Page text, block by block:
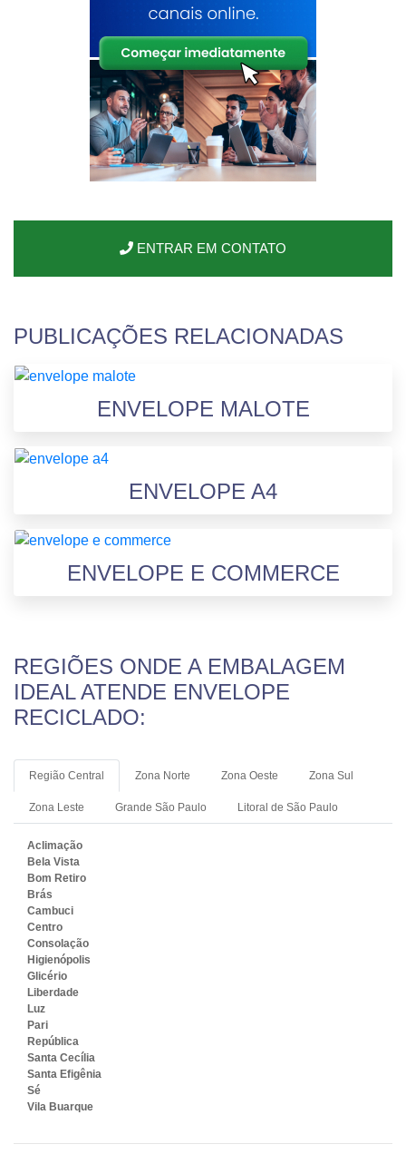
ENTRAR EM CONTATO
PUBLICAÇÕES RELACIONADAS
ENVELOPE MALOTE
ENVELOPE A4
ENVELOPE E COMMERCE
REGIÕES ONDE A EMBALAGEM
IDEAL ATENDE ENVELOPE
RECICLADO:
Região Central Zona Norte Zona Oeste Zona Sul
Zona Leste Grande São Paulo Litoral de São Paulo
Aclimação
Bela Vista
Bom Retiro
Brás
Cambuci
Centro
Consolação
Higienópolis
Glicério
Liberdade
Luz
Pari
República
Santa Cecília
Santa Efigênia
Sé
Vila Buarque